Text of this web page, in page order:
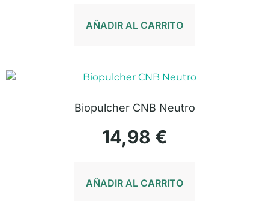
AÑADIR AL CARRITO
Biopulcher CNB Neutro
14,98 €
AÑADIR AL CARRITO